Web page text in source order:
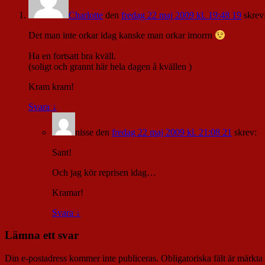
Charlotte den fredag 22 maj 2009 kl. 19:48 19
Det man inte orkar idag kanske man orkar imorrn
Ha en fortsatt bra kväll.
(soligt och grannt här hela dagen å kvällen )
Kram kram!
Svara ↓
nisse den fredag 22 maj 2009 kl. 21:08 21 skrev:
Sant!
Och jag kör reprisen idag…
Kramar!
Svara ↓
Lämna ett svar
Din e-postadress kommer inte publiceras. Obligatoriska fält är märkta